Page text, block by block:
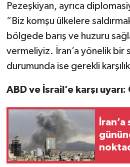
Pezeşkiyan, ayrıca
“Biz komşu ülkelere
bölgede barış ve huzuru
vermeliyiz. İran’a yönelik bir
durumunda ise gerekli
ABD ve İsrail’e karşı
İran’a